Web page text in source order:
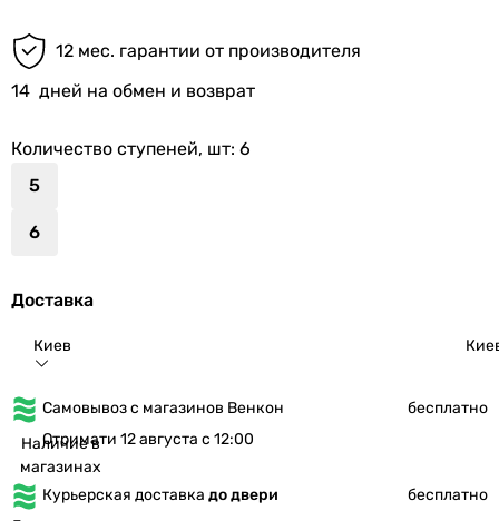
12 мес. гарантии от производителя
14 дней на обмен и возврат
Количество ступеней, шт: 6
5
6
Доставка
Киев
Самовывоз с магазинов Венкон
бесплатно
Наличие в
магазинах
Отримати 12 августа с 12:00
Курьерская доставка до двери
бесплатно